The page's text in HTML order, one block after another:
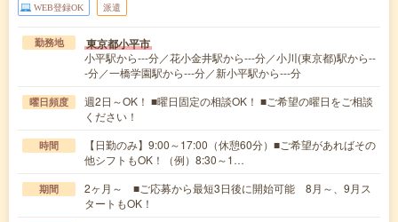
WEB登録OK 派遣
勤務地 東京都小平市
小平駅から---分／花小金井駅から---分／小川(東京都)駅から--
-分／一橋学園駅から---分／新小平駅から---分
曜日頻度
週2日～OK！ ■曜日固定の相談OK！ ■ご希望の曜日をご相談
ください！
時間
【日勤のみ】9:00～17:00（休憩60分）■ご希望があればその
他シフトもOK！（例）8:30～1…
期間
2ヶ月～ ■ご応募から最短3日後に開始可能 8月～、9月ス
タートもOK！